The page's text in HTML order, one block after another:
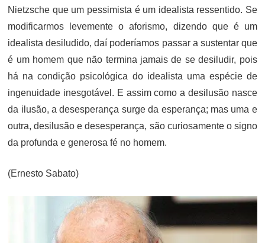
Nietzsche que um pessimista é um idealista ressentido. Se
modificarmos levemente o aforismo, dizendo que é um
idealista desiludido, daí poderíamos passar a sustentar que
é um homem que não termina jamais de se desiludir, pois
há na condição psicológica do idealista uma espécie de
ingenuidade inesgotável. E assim como a desilusão nasce
da ilusão, a desesperança surge da esperança; mas uma e
outra, desilusão e desesperança, são curiosamente o signo
da profunda e generosa fé no homem.
(Ernesto Sabato)